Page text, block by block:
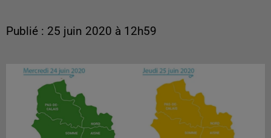
Publié : 25 juin 2020 à 12h59